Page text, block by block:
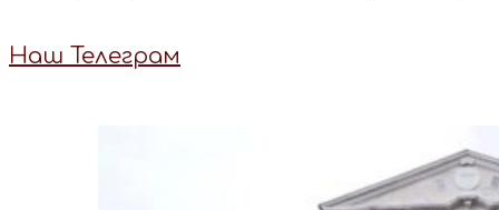
Наш Телеграм